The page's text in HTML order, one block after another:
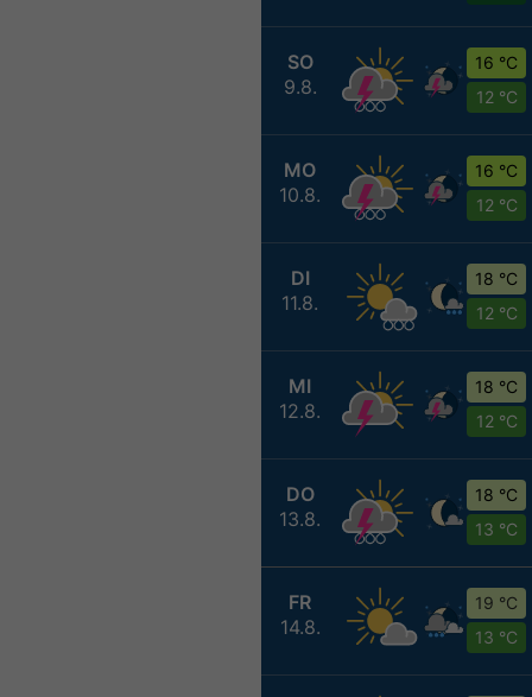
SO
9.8.
16 °C
12 °C
MO
10.8.
16 °C
12 °C
DI
11.8.
18 °C
12 °C
MI
12.8.
18 °C
12 °C
DO
13.8.
18 °C
13 °C
FR
14.8.
19 °C
13 °C